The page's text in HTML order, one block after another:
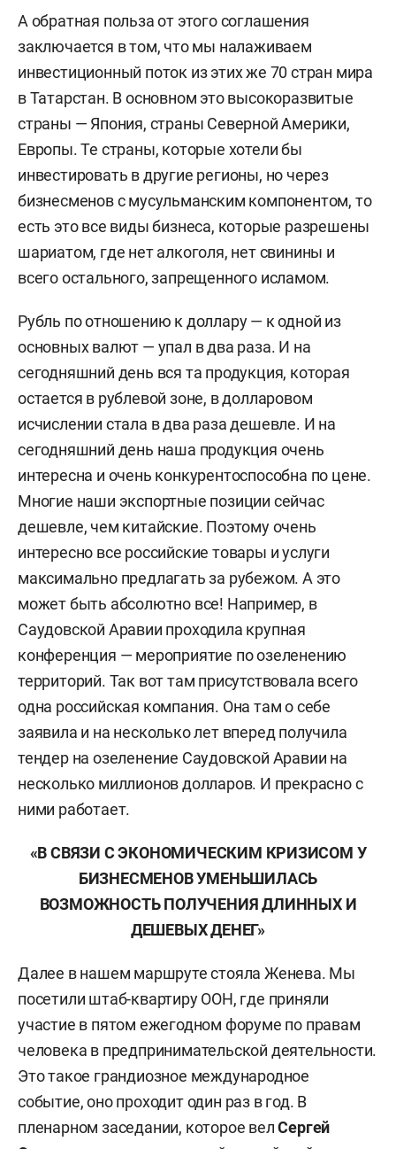
А обратная польза от этого соглашения
заключается в том, что мы налаживаем
инвестиционный поток из этих же 70 стран мира
в Татарстан. В основном это высокоразвитые
страны — Япония, страны Северной Америки,
Европы. Те страны, которые хотели бы
инвестировать в другие регионы, но через
бизнесменов с мусульманским компонентом, то
есть это все виды бизнеса, которые разрешены
шариатом, где нет алкоголя, нет свинины и
всего остального, запрещенного исламом.
Рубль по отношению к доллару — к одной из
основных валют — упал в два раза. И на
сегодняшний день вся та продукция, которая
остается в рублевой зоне, в долларовом
исчислении стала в два раза дешевле. И на
сегодняшний день наша продукция очень
интересна и очень конкурентоспособна по цене.
Многие наши экспортные позиции сейчас
дешевле, чем китайские. Поэтому очень
интересно все российские товары и услуги
максимально предлагать за рубежом. А это
может быть абсолютно все! Например, в
Саудовской Аравии проходила крупная
конференция — мероприятие по озеленению
территорий. Так вот там присутствовала всего
одна российская компания. Она там о себе
заявила и на несколько лет вперед получила
тендер на озеленение Саудовской Аравии на
несколько миллионов долларов. И прекрасно с
ними работает.
«В СВЯЗИ С ЭКОНОМИЧЕСКИМ КРИЗИСОМ У
БИЗНЕСМЕНОВ УМЕНЬШИЛАСЬ
ВОЗМОЖНОСТЬ ПОЛУЧЕНИЯ ДЛИННЫХ И
ДЕШЕВЫХ ДЕНЕГ»
Далее в нашем маршруте стояла Женева. Мы
посетили штаб-квартиру ООН, где приняли
участие в пятом ежегодном форуме по правам
человека в предпринимательской деятельности.
Это такое грандиозное международное
событие, оно проходит один раз в год. В
пленарном заседании, которое велСергей